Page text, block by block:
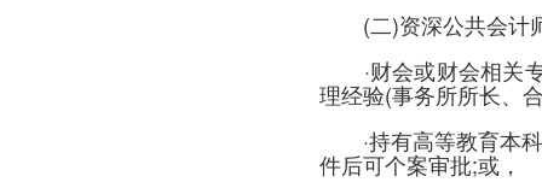
(二)资深公共会计
·财会或财会相关专
理经验(事务所所长、
·持有高等教育本科
件后可个案审批;或，